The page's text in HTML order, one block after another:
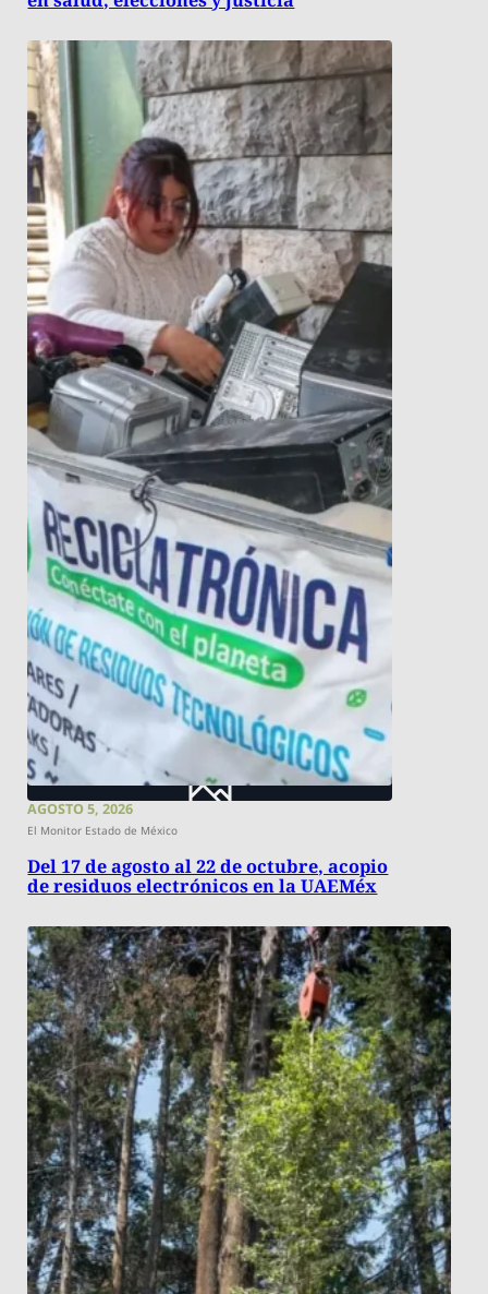
AGOSTO 5, 2026
El Monitor Estado de México
Del 17 de agosto al 22 de octubre, acopio
de residuos electrónicos en la UAEMéx